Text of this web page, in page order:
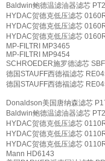
Baldwin鲍德温滤油器滤芯
HYDAC贺德克低压滤芯
HYDAC贺德克低压滤芯
HYDAC贺德克低压滤芯
MP-FILTRI MP3465
MP-FILTRI MP9454
SCHROEDER施罗德滤芯
德国STAUFF西德福滤芯
德国STAUFF西德福滤芯
Donaldson美国唐纳森滤芯
Baldwin鲍德温滤油器滤芯
HYDAC贺德克低压滤芯
HYDAC贺德克低压滤芯
HYDAC贺德克低压滤芯
Mann HD6143